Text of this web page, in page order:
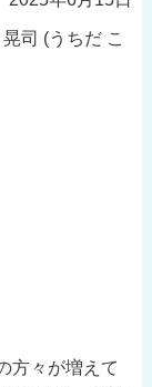
司 (うちだ こ
方々が増えて